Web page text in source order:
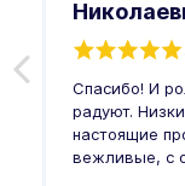
Спасибо! И
радуют.
настоящие
вежливые, с